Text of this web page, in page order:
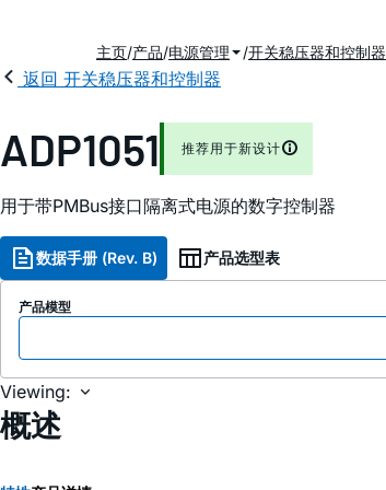
主页 产品 电源管理 开关稳压器和控制器
返回 开关稳压器和控制器
ADP1051 推荐用于新设计
用于带PMBus接口隔离式电源的数字控制器
数据手册 (Rev. B) 产品选型表
产品模型
Viewing:
概述